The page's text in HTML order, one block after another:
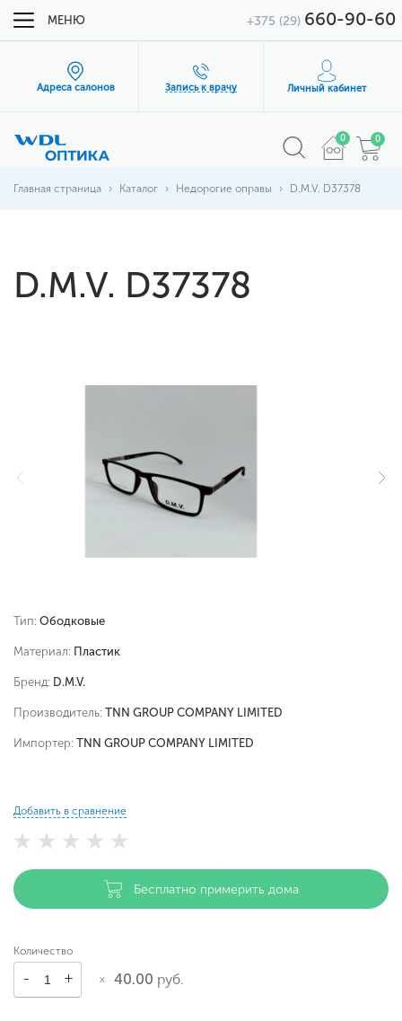
МЕНЮ +375 (29) 660-90-60
Адреса салонов Запись к врачу Личный кабинет
0 0
Главная страница Каталог Недорогие оправы D.M.V. D37378
D.M.V. D37378
Тип: Ободковые
Материал: Пластик
Бренд: D.M.V.
Производитель: TNN GROUP COMPANY LIMITED
Импортер: TNN GROUP COMPANY LIMITED
Добавить в сравнение
Бесплатно примерить дома
Количество
40.00 руб.